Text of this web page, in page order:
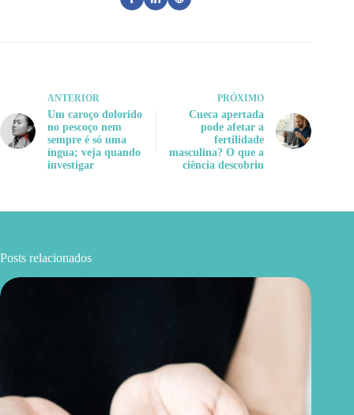
ANTERIOR
Um caroço dolorido
no pescoço nem
sempre é só uma
íngua; veja quando
investigar
PRÓXIMO
Cueca apertada
pode afetar a
fertilidade
masculina? O que a
ciência descobriu
Posts relacionados